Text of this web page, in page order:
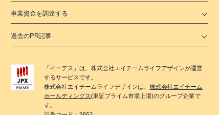
事業資金を調達する
過去のPR記事
「イーデス 」は、株式会社エイチームライフデザインが運営
するサービスです。
株式会社エイチームライフデザインは、株式会社エイチーム
ホールディングス(東証プライム市場上場)のグループ企業で
す。